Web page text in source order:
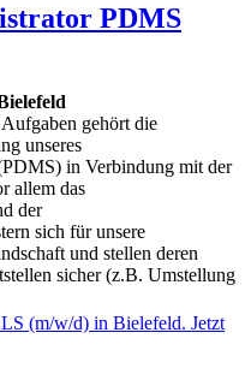
PDMS
gehört die
unseres
in Verbindung mit der
allem das
der
sich für unsere
und stellen deren
sicher (z.B. Umstellung